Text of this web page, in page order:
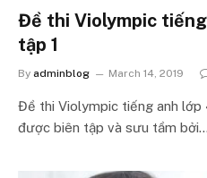
Đề thi Violympic
tập 1
By adminblog March 14, 2019
Đề thi Violympic tiếng anh lớp
được biên tập và sưu tầm bởi…